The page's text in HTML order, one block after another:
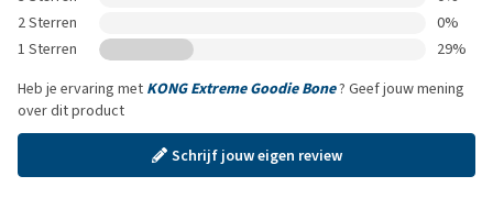
2 Sterren
0%
1 Sterren
29%
Heb je ervaring met KONG Extreme Goodie Bone? Geef jouw mening
over dit product
Schrijf jouw eigen review